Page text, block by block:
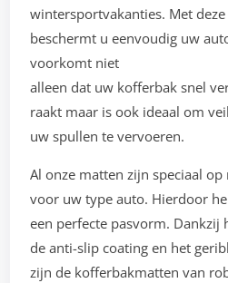
wintersportvakanties. Met
beschermt u eenvoudig uw
voorkomt niet
alleen dat uw kofferbak snel
raakt maar is ook ideaal om
uw spullen te vervoeren.
Al onze matten zijn speciaal
voor uw type auto. Hierdoor
een perfecte pasvorm. Dankzij
de anti-slip coating en het
zijn de kofferbakmatten van